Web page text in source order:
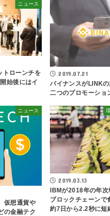
ニュース
トローンチを
始後にはイ
2019.07.21
バイナンスがLINK
二つのプロモーショ
ニュース
仮想通貨や
の金融テク
2019.03.13
IBMが2018年の年次
ブロックチェーンで
約7日から2.2秒に短